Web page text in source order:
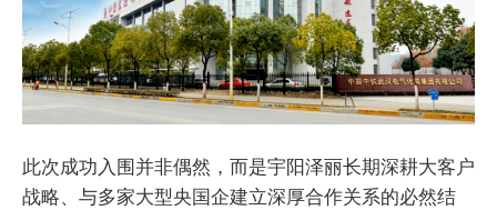
此次成功入围并非偶然，而是宇阳泽丽长期深耕大客户
战略、与多家大型央国企建立深厚合作关系的必然结